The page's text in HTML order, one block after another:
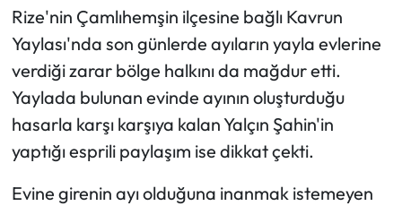
Rize'nin Çamlıhemşin ilçesine bağlı Kavrun
Yaylası'nda son günlerde ayıların yayla evlerine
verdiği zarar bölge halkını da mağdur etti.
Yaylada bulunan evinde ayının oluşturduğu
hasarla karşı karşıya kalan Yalçın Şahin'in
yaptığı esprili paylaşım ise dikkat çekti.
Evine girenin ayı olduğuna inanmak istemeyen
Ekonomi
Sağlık
Turizm